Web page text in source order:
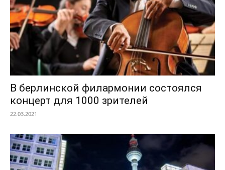
В берлинской филармонии состоялся
концерт для 1000 зрителей
22.03.2021